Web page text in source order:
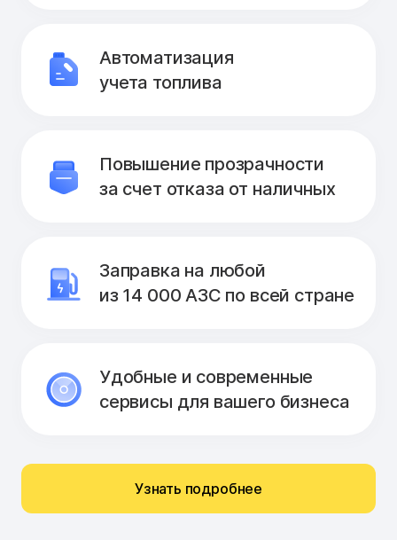
Автоматизация
учета топлива
Повышение прозрачности
за счет отказа от наличных
Заправка на любой
из 14 000 АЗС по всей стране
Удобные и современные
сервисы для вашего бизнеса
Узнать подробнее